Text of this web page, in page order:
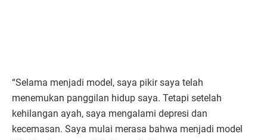
“Selama menjadi model, saya pikir saya telah
menemukan panggilan hidup saya. Tetapi setelah
kehilangan ayah, saya mengalami depresi dan
kecemasan. Saya mulai merasa bahwa menjadi model